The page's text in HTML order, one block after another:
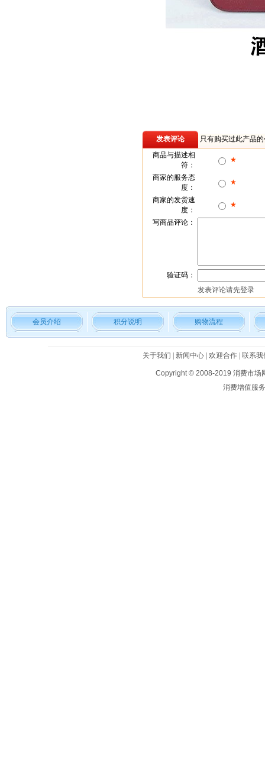
发表评论
只有购买过此产品
商品与描述相
符：
★
商家的服务态
度：
★
商家的发货速
度：
★
写商品评论：
验证码：
发表评论请先登录
会员介绍 积分说明 购物流程
关于我们 新闻中心 欢迎合作 联系我
Copyright © 2008-2019 消费市场
消费增值服